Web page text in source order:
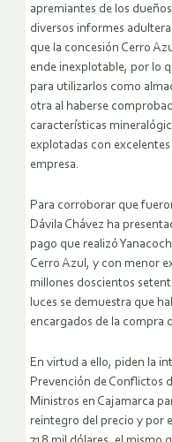
apremiantes de los
diversos informes
que la concesión Cerro
ende inexplotable, por lo
para utilizarlos como
otra al haberse
características
explotadas con
empresa.
Para corroborar que
Dávila Chávez ha
pago que realizó
Cerro Azul, y con menor
millones doscientos
luces se demuestra que
encargados de la compra
En virtud a ello, piden la
Prevención de Conflictos
Ministros en Cajamarca
reintegro del precio y por